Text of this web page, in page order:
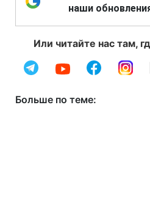
наши
Или читайте нас там,
Больше по теме: